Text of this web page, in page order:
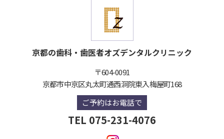
京都の歯科・歯医者オズデンタルクリニック
〒604-0091
京都市中京区丸太町通西洞院東入梅屋町168
ご予約はお電話で
TEL 075-231-4076